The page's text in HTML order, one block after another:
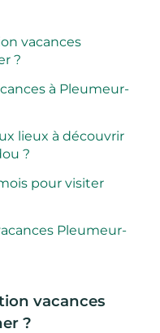
vacances
?
à Pleumeur-
lieux à découvrir
?
pour visiter
Pleumeur-
vacances
?